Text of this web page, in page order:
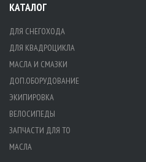
КАТАЛОГ
ДЛЯ СНЕГОХОДА
ДЛЯ КВАДРОЦИКЛА
МАСЛА И СМАЗКИ
ДОП.ОБОРУДОВАНИЕ
ЭКИПИРОВКА
ВЕЛОСИПЕДЫ
ЗАПЧАСТИ ДЛЯ ТО
МАСЛА